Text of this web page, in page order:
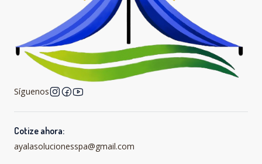
Síguenos
Cotize ahora:
ayalasolucionesspa@gmail.com